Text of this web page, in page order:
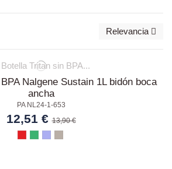
Relevancia
Nalgene Sustain 1L bidón boca
ancha
PA NL24-1-653
12,51 €13,90 €